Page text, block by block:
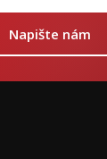
Napište nám